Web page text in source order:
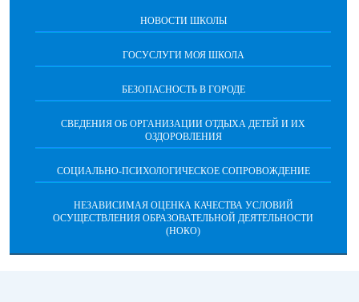
НОВОСТИ ШКОЛЫ
ГОСУСЛУГИ МОЯ ШКОЛА
БЕЗОПАСНОСТЬ В ГОРОДЕ
СВЕДЕНИЯ ОБ ОРГАНИЗАЦИИ ОТДЫХА ДЕТЕЙ И ИХ
ОЗДОРОВЛЕНИЯ
СОЦИАЛЬНО-ПСИХОЛОГИЧЕСКОЕ СОПРОВОЖДЕНИЕ
НЕЗАВИСИМАЯ ОЦЕНКА КАЧЕСТВА УСЛОВИЙ
ОСУЩЕСТВЛЕНИЯ ОБРАЗОВАТЕЛЬНОЙ ДЕЯТЕЛЬНОСТИ
(НОКО)